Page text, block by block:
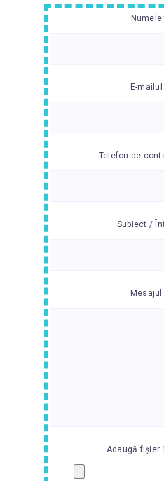
Numele
E-
Telefon de
Subiect /
Mesajul
Adaugă fișier